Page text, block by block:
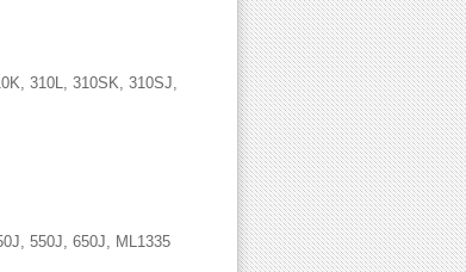
310L, 310SK, 310SJ,
550J, 650J, ML1335